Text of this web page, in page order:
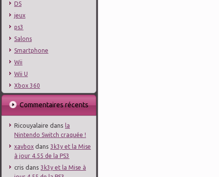
DS
jeux
ps3
Salons
Smartphone
Wii
Wii U
Xbox 360
Commentaires récents
Ricouyalaire dans la
Nintendo Switch craquée !
xavbox dans 3k3y et la Mise
à jour 4.55 de la PS3
cris dans 3k3y et la Mise à